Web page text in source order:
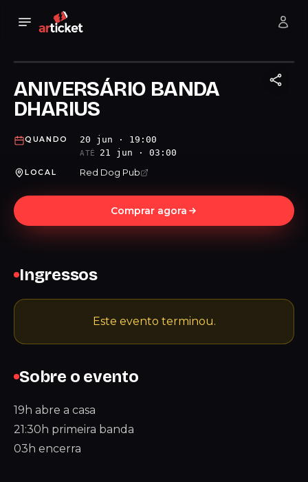
ANIVERSÁRIO BANDA
DHARIUS
QUANDO 20 jun · 19:00
ATÉ 21 jun · 03:00
LOCAL Red Dog Pub
Comprar agora
Sobre o evento
19h abre a casa
21:30h primeira banda
03h encerra
Ingressos
Este evento terminou.